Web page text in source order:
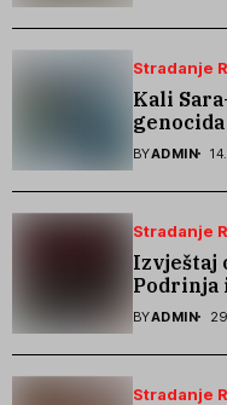
Stradanje
Kali
stradanje
BYADMIN
Stradanje
Izvještaj
Podrinja
godine
BYADMIN
Stradanje